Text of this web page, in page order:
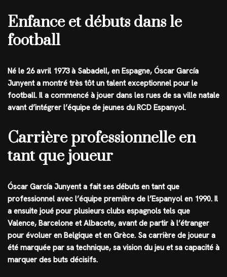
Enfance et débuts dans le
football
Né le 26 avril 1973 à Sabadell, en Espagne, Óscar García
Junyent a montré très tôt un talent exceptionnel pour le
football. Il a commencé à jouer dans les rues de sa ville natale
avant d’intégrer l’équipe de jeunes du RCD Espanyol.
Carrière professionnelle en
tant que joueur
Óscar García Junyent a fait ses débuts en tant que
professionnel avec l’équipe première de l’Espanyol en 1990. Il
a ensuite joué pour plusieurs clubs espagnols tels que
Valence, Barcelone et Albacete, avant de partir à l’étranger
pour évoluer en Belgique et en Grèce. Sa carrière de joueur a
été marquée par sa technique, sa vision du jeu et sa capacité à
marquer des buts décisifs.